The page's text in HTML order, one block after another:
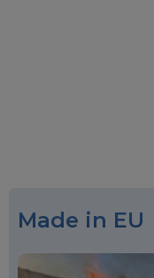
Made in EU